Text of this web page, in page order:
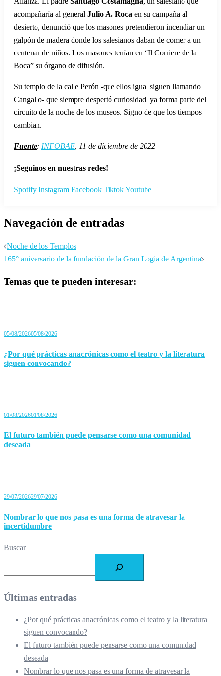
acompañaría al general Julio A. Roca en su campaña al
desierto, denunció que los masones pretendieron incendiar un
galpón de madera donde los salesianos daban de comer a un
centenar de niños. Los masones tenían en “Il Corriere de la
Boca” su órgano de difusión.
Su templo de la calle Perón -que ellos igual siguen llamando
Cangallo- que siempre despertó curiosidad, ya forma parte del
circuito de la noche de los museos. Signo de que los tiempos
cambian.
Fuente: INFOBAE , 11 de diciembre de 2022
¡Seguinos en nuestras redes!
Spotify Instagram Facebook TiktokYoutube
Navegación de entradas
Noche de los Templos
165° aniversario de la fundación de la Gran Logia de Argentina
Temas que te pueden interesar:
05/08/202605/08/2026
¿Por qué prácticas anacrónicas como el teatro y la literatura
siguen convocando?
01/08/202601/08/2026
El futuro también puede pensarse como una comunidad
deseada
29/07/202629/07/2026
Nombrar lo que nos pasa es una forma de atravesar la
incertidumbre
Buscar
Últimas entradas
¿Por qué prácticas anacrónicas como el teatro y la literatura
siguen convocando?
El futuro también puede pensarse como una comunidad
deseada
Nombrar lo que nos pasa es una forma de atravesar la